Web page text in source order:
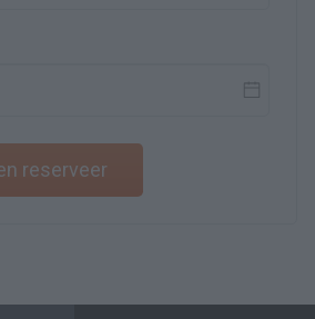
reserveer